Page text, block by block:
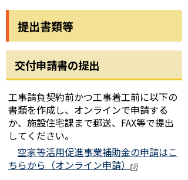
提出書類等
交付申請書の提出
工事請負契約前かつ工事着工前に以下の
書類を作成し、オンラインで申請する
か、施設住宅課まで郵送、FAX等で提出
してください。
空家等活用促進事業補助金の申請はこ
ちらから（オンライン申請）